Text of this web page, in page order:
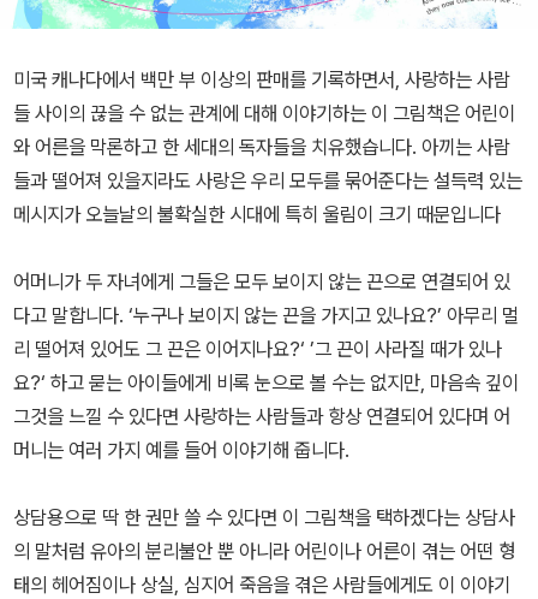
미국 캐나다에서 백만 부 이상의 판매를 기록하면서, 사랑하는 사람
들 사이의 끊을 수 없는 관계에 대해 이야기하는 이 그림책은 어린이
와 어른을 막론하고 한 세대의 독자들을 치유했습니다. 아끼는 사람
들과 떨어져 있을지라도 사랑은 우리 모두를 묶어준다는 설득력 있는
메시지가 오늘날의 불확실한 시대에 특히 울림이 크기 때문입니다
어머니가 두 자녀에게 그들은 모두 보이지 않는 끈으로 연결되어 있
다고 말합니다. ‘누구나 보이지 않는 끈을 가지고 있나요?’ 아무리 멀
리 떨어져 있어도 그 끈은 이어지나요?‘ ’그 끈이 사라질 때가 있나
요?‘ 하고 묻는 아이들에게 비록 눈으로 볼 수는 없지만, 마음속 깊이
그것을 느낄 수 있다면 사랑하는 사람들과 항상 연결되어 있다며 어
머니는 여러 가지 예를 들어 이야기해 줍니다.
상담용으로 딱 한 권만 쓸 수 있다면 이 그림책을 택하겠다는 상담사
의 말처럼 유아의 분리불안 뿐 아니라 어린이나 어른이 겪는 어떤 형
태의 헤어짐이나 상실, 심지어 죽음을 겪은 사람들에게도 이 이야기